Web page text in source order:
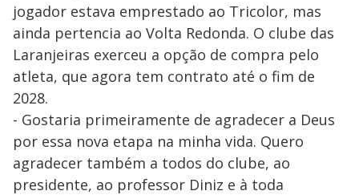
jogador estava emprestado ao Tricolor, mas
ainda pertencia ao Volta Redonda. O clube das
Laranjeiras exerceu a opção de compra pelo
atleta, que agora tem contrato até o fim de
2028.
- Gostaria primeiramente de agradecer a Deus
por essa nova etapa na minha vida. Quero
agradecer também a todos do clube, ao
presidente, ao professor Diniz e à toda